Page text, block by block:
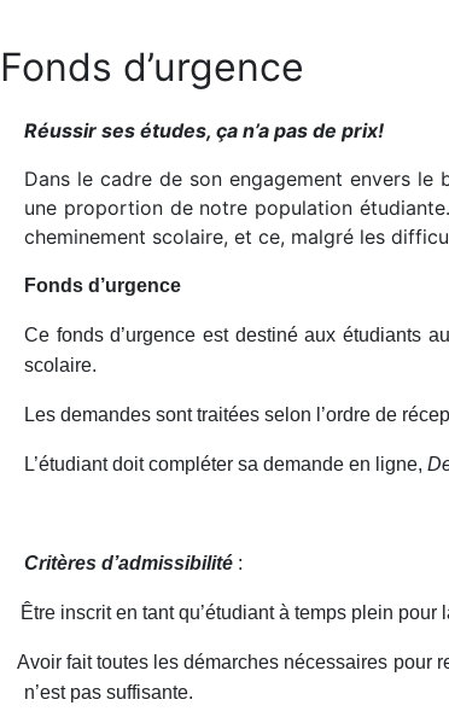
Fonds d’urgence
Réussir ses études, ça n’a pas de prix!
Dans le cadre de son engagement envers
une proportion de notre population
cheminement scolaire, et ce, malgré les
Fonds d’urgence
Ce fonds d’urgence est destiné aux étudiants
scolaire.
Les demandes sont traitées selon l’ordre de
L’étudiant doit compléter sa demande en ligne,
Critères d’admissibilité :
Être inscrit en tant qu’étudiant à temps plein
Avoir fait toutes les démarches nécessaires pour
n’est pas suffisante.